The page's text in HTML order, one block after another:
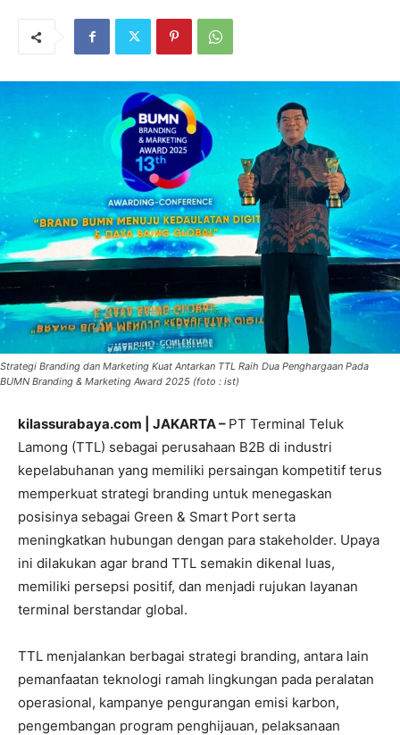
Strategi Branding dan Marketing Kuat Antarkan TTL Raih Dua Penghargaan Pada
BUMN Branding & Marketing Award 2025 (foto : ist)
kilassurabaya.com | JAKARTA – PT Terminal Teluk
Lamong (TTL) sebagai perusahaan B2B di industri
kepelabuhanan yang memiliki persaingan kompetitif terus
memperkuat strategi branding untuk menegaskan
posisinya sebagai Green & Smart Port serta
meningkatkan hubungan dengan para stakeholder. Upaya
ini dilakukan agar brand TTL semakin dikenal luas,
memiliki persepsi positif, dan menjadi rujukan layanan
terminal berstandar global.
TTL menjalankan berbagai strategi branding, antara lain
pemanfaatan teknologi ramah lingkungan pada peralatan
operasional, kampanye pengurangan emisi karbon,
pengembangan program penghijauan, pelaksanaan